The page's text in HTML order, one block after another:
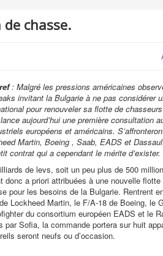
chasse.
: Malgré les pressions américaines
invitant la Bulgarie à ne pas considérer
pour renouveler sa flotte de
aujourd’hui une première consultation
européens et américains.
Martin, Boeing , Saab, EADS et
contrat qui a cependant le mérite d’exister.
de levs, soit un peu plus de 500
donc a priori attribuées à une nouvelle flotte
pour les besoins de la Bulgarie. Rentrent
Lockheed Martin, le F/A-18 de Boeing, le
du consortium européen EADS et le
Sofia, la commande portera sur huit
seront neufs ou d’occasion.